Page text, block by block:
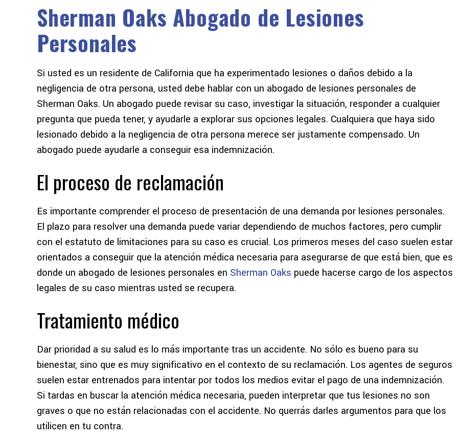
Sherman Oaks Abogado de Lesiones
Personales
Si usted es un residente de California que ha experimentado lesiones o daños debido a la
negligencia de otra persona, usted debe hablar con un abogado de lesiones personales de
Sherman Oaks. Un abogado puede revisar su caso, investigar la situación, responder a cualquier
pregunta que pueda tener, y ayudarle a explorar sus opciones legales. Cualquiera que haya sido
lesionado debido a la negligencia de otra persona merece ser justamente compensado. Un
abogado puede ayudarle a conseguir esa indemnización.
El proceso de reclamación
Es importante comprender el proceso de presentación de una demanda por lesiones personales.
El plazo para resolver una demanda puede variar dependiendo de muchos factores, pero cumplir
con el estatuto de limitaciones para su caso es crucial. Los primeros meses del caso suelen estar
orientados a conseguir que la atención médica necesaria para asegurarse de que está bien, que es
donde un abogado de lesiones personales en Sherman Oaks puede hacerse cargo de los aspectos
legales de su caso mientras usted se recupera.
Tratamiento médico
Dar prioridad a su salud es lo más importante tras un accidente. No sólo es bueno para su
bienestar, sino que es muy significativo en el contexto de su reclamación. Los agentes de seguros
suelen estar entrenados para intentar por todos los medios evitar el pago de una indemnización.
Si tardas en buscar la atención médica necesaria, pueden interpretar que tus lesiones no son
graves o que no están relacionadas con el accidente. No querrás darles argumentos para que los
utilicen en tu contra.
Hace casi un año tuve mi primer
accidente de coche. Había oído
tantas historias de horror sobre
procedimientos judiciales que
llevaban años, con abogados y
compañías de seguros arrastrando
NOELLE W
Me encantaría dar las gracias a este
increíble bufete de abogados. No
estaba seguro en lo que me estaba
metiendo pero hicieron el proceso
simple y fácil. Muy satisfecho con
el resultado...
¡La mejor experiencia que he
con un abogado! Desde el
hasta el final me sentí que
priorizado y se centró en.
por toda su ayuda Freeman